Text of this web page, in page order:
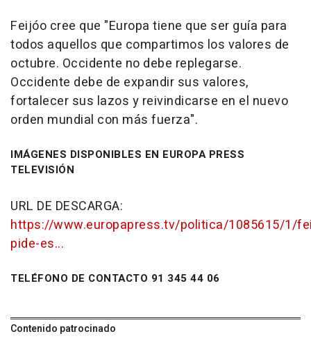
Feijóo cree que "Europa tiene que ser guía para
todos aquellos que compartimos los valores de
octubre. Occidente no debe replegarse.
Occidente debe de expandir sus valores,
fortalecer sus lazos y reivindicarse en el nuevo
orden mundial con más fuerza".
IMÁGENES DISPONIBLES EN EUROPA PRESS
TELEVISIÓN
URL DE DESCARGA:
https://www.europapress.tv/politica/1085615/1/
pide-es...
TELÉFONO DE CONTACTO 91 345 44 06
Contenido patrocinado